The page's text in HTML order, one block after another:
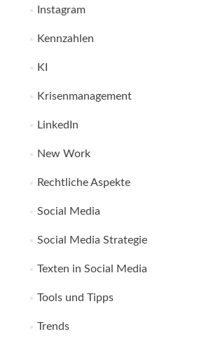
Instagram
Kennzahlen
KI
Krisenmanagement
LinkedIn
New Work
Rechtliche Aspekte
Social Media
Social Media Strategie
Texten in Social Media
Tools und Tipps
Trends